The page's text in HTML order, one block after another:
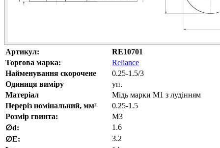
Артикул:
RE10701
Торгова марка:
Reliance
Найменування скорочене
0.25-1.5/3
Одиниця виміру
уп.
Матеріал
Мідь марки М1 з лудінням
Переріз номінальний, мм²
0.25-1.5
Розмір гвинта:
M3
∅d:
1.6
∅E:
3.2